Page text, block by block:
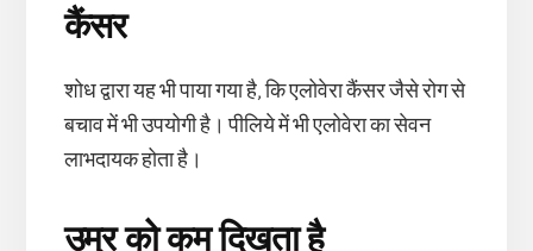
कैंसर
शोध द्वारा यह भी पाया गया है, कि एलोवेरा कैंसर जैसे रोग से
बचाव में भी उपयोगी है। पीलिये में भी एलोवेरा का सेवन
लाभदायक होता है।
उम्र को कम दिखता है